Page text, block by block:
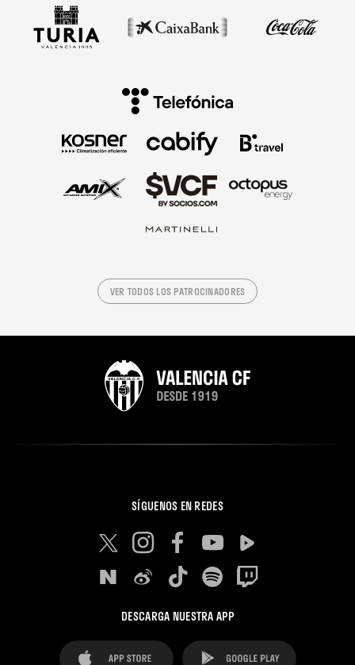
VER TODOS LOS PATROCINADORES
SÍGUENOS EN REDES
DESCARGA NUESTRA APP